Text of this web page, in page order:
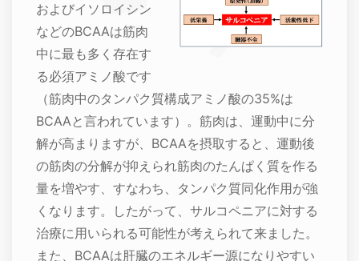
およびイソロイシン
などのBCAAは筋肉
中に最も多く存在す
る必須アミノ酸です
（筋肉中のタンパク質構成アミノ酸の35%は
BCAAと言われています）。筋肉は、運動中に分
解が高まりますが、BCAAを摂取すると、運動後
の筋肉の分解が抑えられ筋肉のたんぱく質を作る
量を増やす、すなわち、タンパク質同化作用が強
くなります。したがって、サルコペニアに対する
治療に用いられる可能性が考えられて来ました。
また、BCAAは肝臓のエネルギー源になりやすい